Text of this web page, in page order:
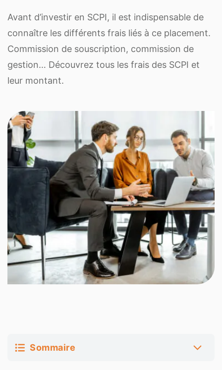
Avant d’investir en SCPI, il est indispensable de
connaître les différents frais liés à ce placement.
Commission de souscription, commission de
gestion… Découvrez tous les frais des SCPI et
leur montant.
Sommaire